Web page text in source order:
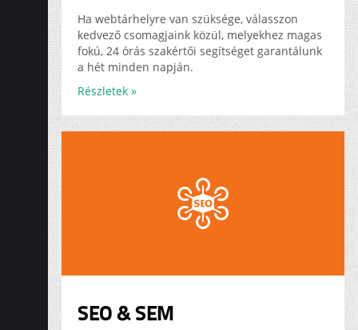
Ha webtárhelyre van szüksége, válasszon
kedvező csomagjaink közül, melyekhez magas
fokú, 24 órás szakértői segítséget garantálunk
a hét minden napján.
Részletek »
SEO & SEM